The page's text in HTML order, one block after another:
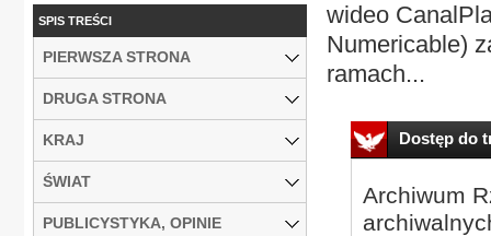
wideo
Numericable)
ramach...
Dostęp do
Archiwum
SPIS TREŚCI
PIERWSZA STRONA
DRUGA STRONA
KRAJ
ŚWIAT
PUBLICYSTYKA, OPINIE